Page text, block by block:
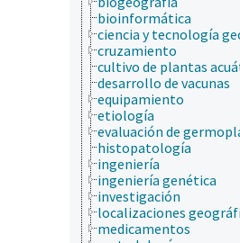
bioinformática
ciencia y tecnología
cruzamiento
cultivo de plantas
desarrollo de vacunas
equipamiento
etiología
evaluación de
histopatología
ingeniería
ingeniería genética
investigación
localizaciones
medicamentos